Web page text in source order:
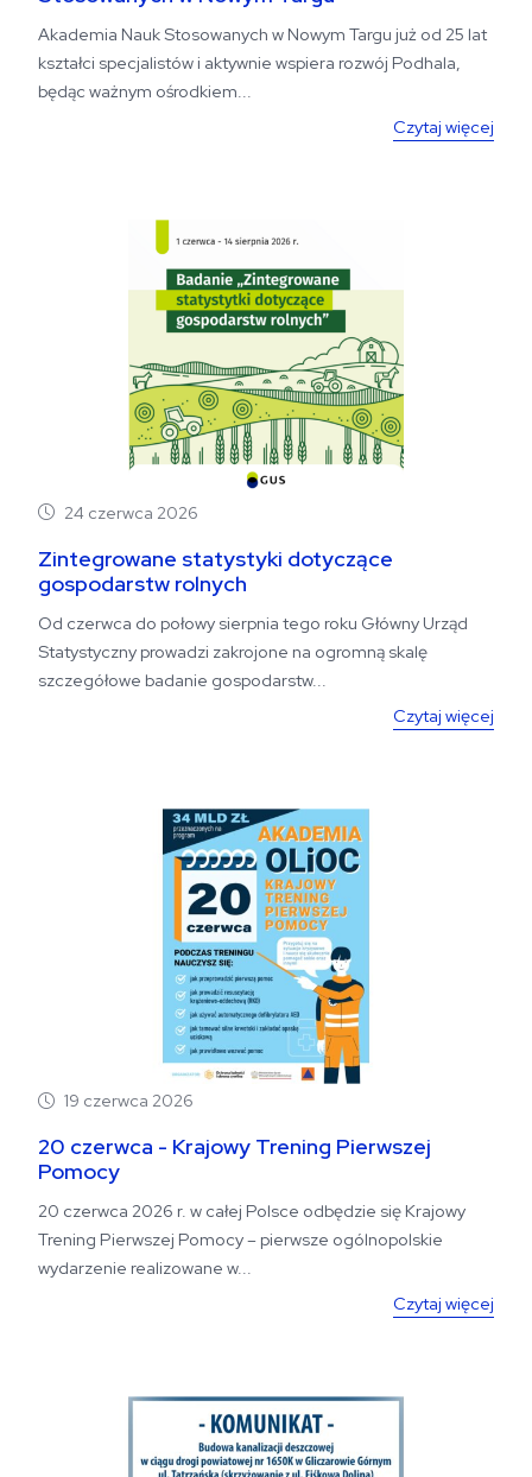
Akademia Nauk Stosowanych w Nowym Targu już od 25 lat
kształci specjalistów i aktywnie wspiera rozwój Podhala,
będąc ważnym ośrodkiem...
Czytaj więcej
24 czerwca 2026
Zintegrowane statystyki dotyczące
gospodarstw rolnych
Od czerwca do połowy sierpnia tego roku Główny Urząd
Statystyczny prowadzi zakrojone na ogromną skalę
szczegółowe badanie gospodarstw...
Czytaj więcej
19 czerwca 2026
20 czerwca - Krajowy Trening Pierwszej
Pomocy
20 czerwca 2026 r. w całej Polsce odbędzie się Krajowy
Trening Pierwszej Pomocy – pierwsze ogólnopolskie
wydarzenie realizowane w...
Czytaj więcej